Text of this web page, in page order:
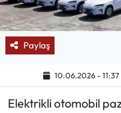
Paylaş
10.06.2026 - 11:37
Elektrikli otomobil
Karikatür Galeri
BIK
ASTROLOJİ